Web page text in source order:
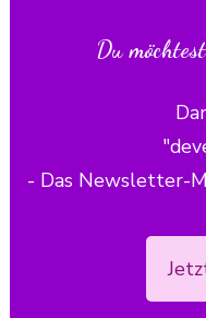
Du
- Das Newsletter-